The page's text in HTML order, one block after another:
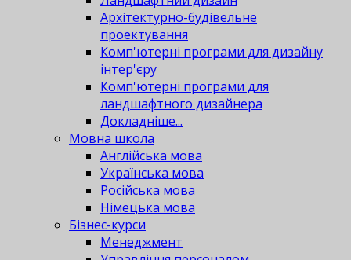
Архітектурно-будівельне
проектування
Комп'ютерні програми для дизайну
інтер'єру
Комп'ютерні програми для
ландшафтного дизайнера
Докладніше...
Мовна школа
Англійська мова
Українська мова
Російська мова
Німецька мова
Бізнес-курси
Менеджмент